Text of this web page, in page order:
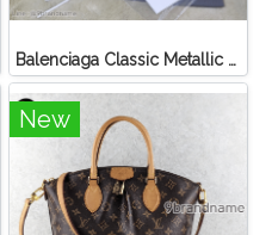
Balenciaga Classic Metallic Edge City Bag
New